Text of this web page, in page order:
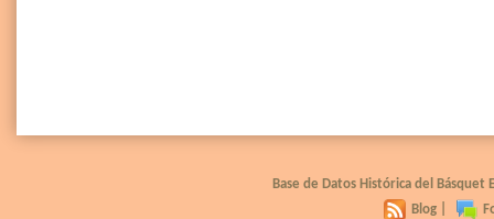
Base de Datos Histórica del
Blog|